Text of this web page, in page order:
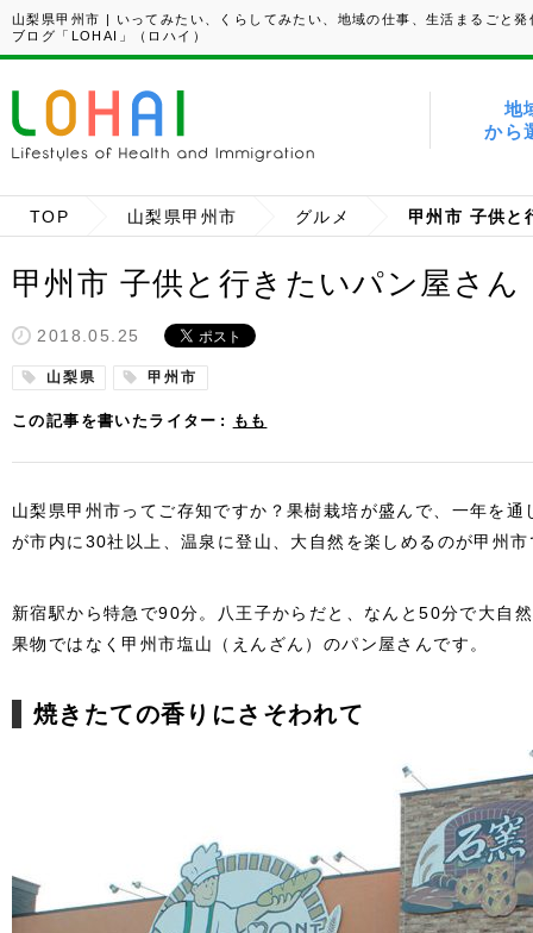
山梨県甲州市 | いってみたい、くらしてみたい、地域の仕事、生活まるごと発
ブログ「LOHAI」（ロハイ）
地
から
TOP 山梨県甲州市 グルメ 甲州市 子供と
甲州市 子供と行きたいパン屋さん
2018.05.25
山梨県 甲州市
この記事を書いたライター もも
山梨県甲州市ってご存知ですか？果樹栽培が盛んで、一年を
が市内に30社以上、温泉に登山、大自然を楽しめるのが甲州市
新宿駅から特急で90分。八王子からだと、なんと50分で大自
果物ではなく甲州市塩山（えんざん）のパン屋さんです。
焼きたての香りにさそわれて